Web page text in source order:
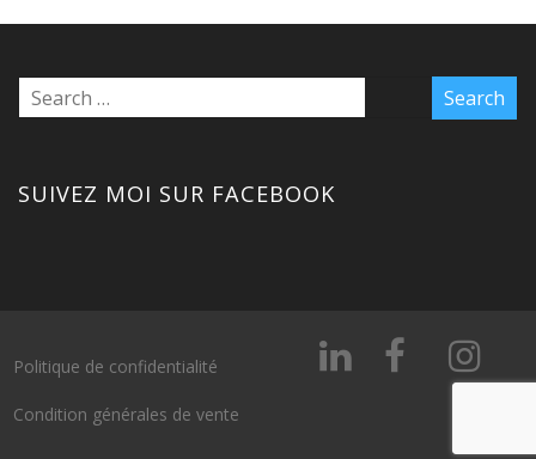
SUIVEZ MOI SUR FACEBOOK
Politique de confidentialité
Condition générales de vente